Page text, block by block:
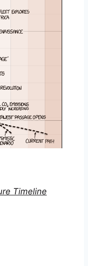
Timeline